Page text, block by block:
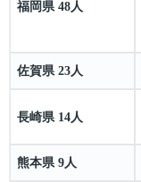
福岡県 48人
佐賀県 23人
長崎県 14人
熊本県 9人